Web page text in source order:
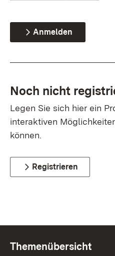
Anmelden
Noch nicht
Legen Sie sich hier ein
interaktiven
können.
Registrieren
Themenübersicht